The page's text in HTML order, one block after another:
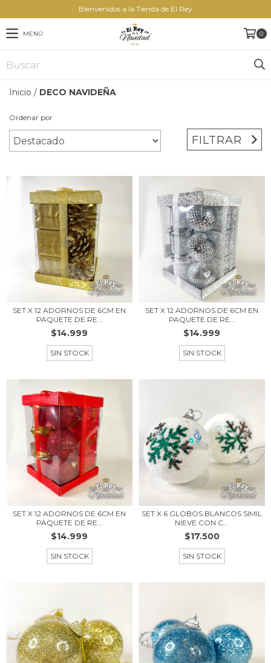
Bienvenidos a la Tienda de El Rey
MENÚ 0
Inicio / DECO NAVIDEÑA
Ordenar por
FILTRAR
SET X 12 ADORNOS DE 6CM EN
PAQUETE DE RE...
$14.999
SIN STOCK
SET X 12 ADORNOS DE 6CM EN
PAQUETE DE RE...
$14.999
SIN STOCK
SET X 12 ADORNOS DE 6CM EN
PAQUETE DE RE...
$14.999
SIN STOCK
SET X 6 GLOBOS BLANCOS SIMIL
NIEVE CON C...
$17.500
SIN STOCK